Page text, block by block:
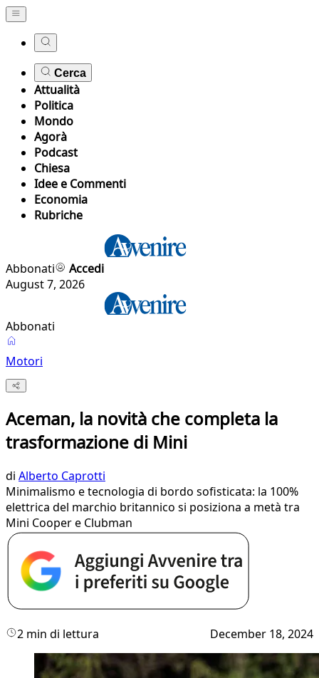
Cerca
Attualità
Politica
Mondo
Agorà
Podcast
Chiesa
Idee e Commenti
Economia
Rubriche
Abbonati
Accedi
August 7, 2026
Abbonati
Motori
Aceman, la novità che completa la
trasformazione di Mini
di Alberto Caprotti
Minimalismo e tecnologia di bordo sofisticata: la 100%
elettrica del marchio britannico si posiziona a metà tra
Mini Cooper e Clubman
2 min di lettura December 18, 2024